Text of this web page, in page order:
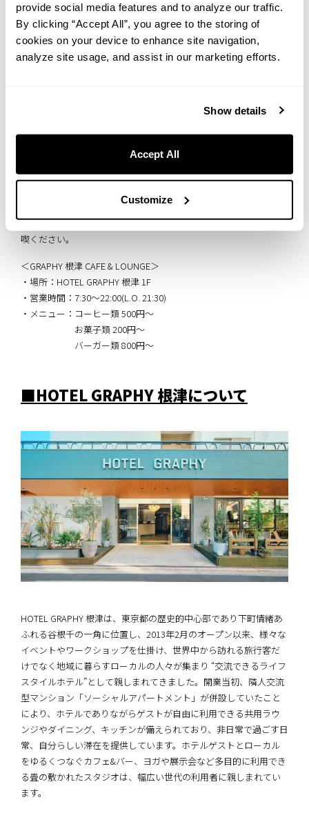
provide social media features and to analyze our traffic.
By clicking “Accept All”, you agree to the storing of
cookies on your device to enhance site navigation,
analyze site usage, and assist in our marketing efforts.
Show details
Accept All
Customize
併設カフェでは、海外からのゲストが多いことから、動物性食品
を使用しないヴィーガン対応のバーガーやスイーツなども提供し
ています。また、自家焙煎の珈琲を提供している「SOL’S
たハンドドリップコーヒーなどさまざまなお飲み物もお楽しみい
ぜひ、当カフェでバーガーやコーヒーとともに、読書時間をご満
喫ください。
＜GRAPHY 根津 CAFE & LOUNGE＞
・場所：HOTEL GRAPHY 根津 1F
・営業時間：7:30〜22:00(L.O. 21:30)
・メニュー：コーヒー類 500円～
お菓子類 200円～
バーガー類 800円～
■HOTEL GRAPHY 根津について
HOTEL GRAPHY 根津は、東京都の歴史的中心部であり下町情緒あ
ふれる谷根千の一角に位置し、2013年2月のオープン以来、様々な
イベントやワークショップを仕掛け、世界中から訪れる旅行客だ
けでなく地域に暮らすローカルの人々が集まり “交流できるライフ
スタイルホテル”として親しまれてきました。開業当初、隣人交流
型マンション「ソーシャルアパートメント」が併設していたこと
により、ホテルでありながらゲストが自由に利用できる共用ラウ
ンジやダイニング、キッチンが備えられており、非日常で過ごす日
常、自分らしい滞在を提供しています。ホテルゲストとローカル
をゆるくつなぐカフェ&バー、ヨガや展示会など多目的に利用でき
る畳の敷かれたスタジオは、幅広い世代の利用者に親しまれてい
ます。